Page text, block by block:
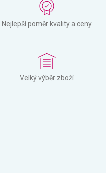
Nejlepší poměr kvality a ceny
Velký výběr zboží